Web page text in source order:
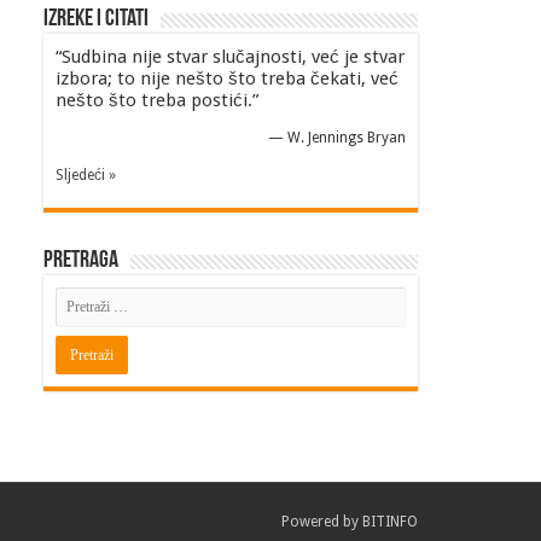
Izreke i Citati
“Sudbina nije stvar slučajnosti, već je stvar
izbora; to nije nešto što treba čekati, već
nešto što treba postići.”
— W. Jennings Bryan
Sljedeći »
Pretraga
Powered by BITINFO